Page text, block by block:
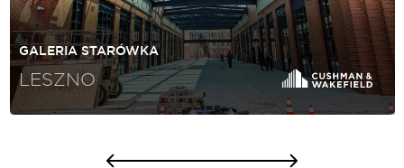
GALERIA STARÓWKA
LESZNO